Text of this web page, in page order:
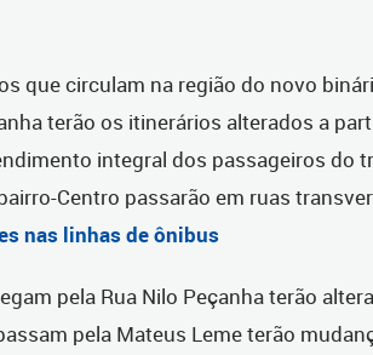
que circulam na região do novo
terão os itinerários alterados a
integral dos passageiros do
Centro passarão em ruas
nas linhas de ônibus
pela Rua Nilo Peçanha terão
pela Mateus Leme terão